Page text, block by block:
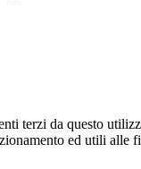
terzi da questo
ed utili alle